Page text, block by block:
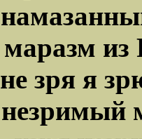
маразм из
не зря я
незримый